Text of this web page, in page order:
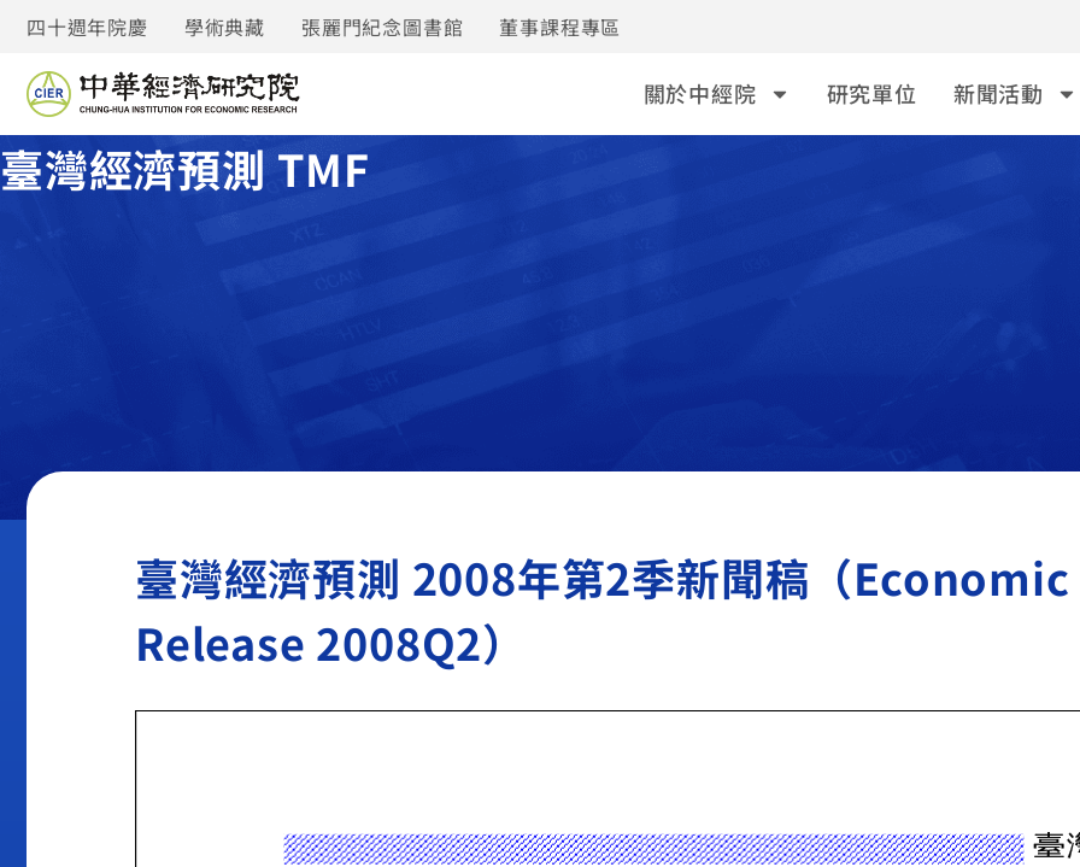
四十週年院慶 學術典藏 張麗門紀念圖書館 董事課程專區
關於中經院 研究單位 新聞活動
臺灣經濟預測 TMF
臺灣經濟預測 2008年第2季新聞稿（
Release 2008Q2）